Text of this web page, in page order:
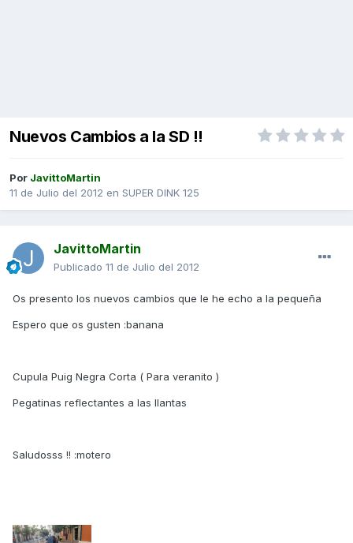
Nuevos Cambios a la SD !!
Por JavittoMartin
11 de Julio del 2012 en SUPER DINK 125
JavittoMartin
Publicado 11 de Julio del 2012
Os presento los nuevos cambios que le he echo a la pequeña
Espero que os gusten :banana
Cupula Puig Negra Corta ( Para veranito )
Pegatinas reflectantes a las llantas
Saludosss !! :motero